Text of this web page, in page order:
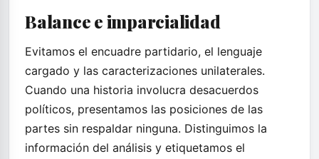
Balance e imparcialidad
Evitamos el encuadre partidario, el lenguaje
cargado y las caracterizaciones unilaterales.
Cuando una historia involucra desacuerdos
políticos, presentamos las posiciones de las
partes sin respaldar ninguna. Distinguimos la
información del análisis y etiquetamos el